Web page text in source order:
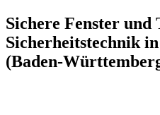
Sichere Fenster und
Sicherheitstechnik
(Baden-